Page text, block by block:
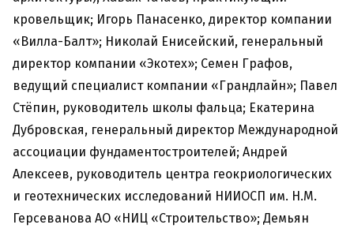
кровельщик; Игорь Панасенко, директор компании
«Вилла-Балт»; Николай Енисейский, генеральный
директор компании «Экотех»; Семен Графов,
ведущий специалист компании «Грандлайн»; Павел
Стёпин, руководитель школы фальца; Екатерина
Дубровская, генеральный директор Международной
ассоциации фундаментостроителей; Андрей
Алексеев, руководитель центра геокриологических
и геотехнических исследований НИИОСП им. Н.М.
Герсеванова АО «НИЦ «Строительство»; Демьян